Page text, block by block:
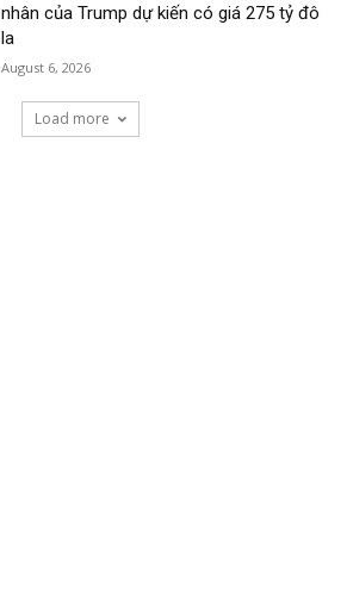
nhân của Trump dự kiến có giá 275 tỷ đô
la
August 6, 2026
Load more